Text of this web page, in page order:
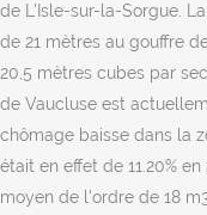
de L'Isle-sur-la-Sorgue.
de 21 mètres au gouffre
20,5 mètres cubes par
de Vaucluse est
chômage baisse dans la
était en effet de 11.20%
moyen de l'ordre de 18